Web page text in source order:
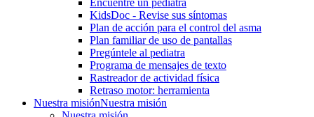
Encuentre un pediatra
KidsDoc - Revise sus síntomas
Plan de acción para el control del asma
Plan familiar de uso de pantallas
Pregúntele al pediatra
Programa de mensajes de texto
Rastre​​ador de activida​d física
Retraso motor: herramienta
Nuestra misiónNuestra misión